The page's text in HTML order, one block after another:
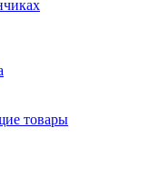
товары